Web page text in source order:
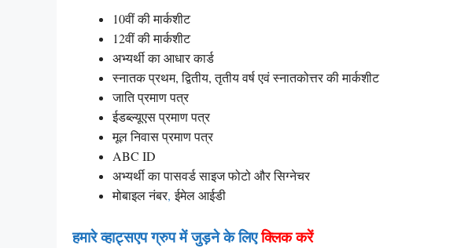
10वीं की मार्कशीट
12वीं की मार्कशीट
अभ्यर्थी का आधार कार्ड
स्नातक प्रथम, द्वितीय, तृतीय वर्ष एवं स्नातकोत्तर की मार्कशीट
जाति प्रमाण पत्र
ईडब्ल्यूएस प्रमाण पत्र
मूल निवास प्रमाण पत्र
ABC ID
अभ्यर्थी का पासवर्ड साइज फोटो और सिग्नेचर
मोबाइल नंबर, ईमेल आईडी
हमारे व्हाट्सएप ग्रुप में जुड़ने के लिएक्लिक करें